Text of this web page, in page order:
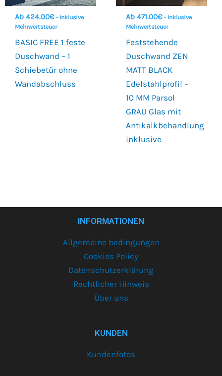
Ab 424.00€ - Inklusive
Mehrwertsteuer
BASIC FREE 1 feste
Duschwand – 1
Schiebetür ohne
Wandabschluss
Ab 471.00€ - Inklusive
Mehrwertsteuer
Feststehende
Duschwand ZEN
MATT BLACK
Edelstahlprofil –
10 MM Parsol
GRAU Glas mit
Antikalkbehandlung
inklusive
INFORMATIONEN
Allgemeine bedingungen
Cookies Policy
Datenschutzerklärung
Rechtlicher Hinweis
Über uns
KUNDEN
Kundenfotos